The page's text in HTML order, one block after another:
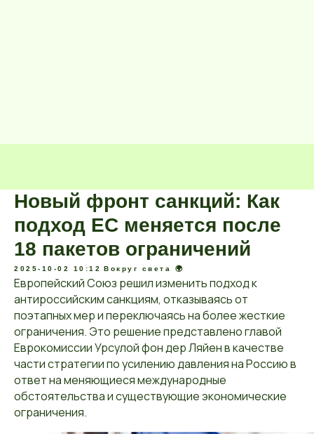
Новый фронт санкций: Как
подход ЕС меняется после
18 пакетов ограничений
2025-10-02 10:12 Вокруг света 🌍
Европейский Союз решил изменить подход к
антироссийским санкциям, отказываясь от
поэтапных мер и переключаясь на более жесткие
ограничения. Это решение представлено главой
Еврокомиссии Урсулой фон дер Ляйен в качестве
части стратегии по усилению давления на Россию в
ответ на меняющиеся международные
обстоятельства и существующие экономические
ограничения.